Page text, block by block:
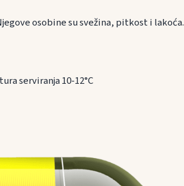
osobine su svežina, pitkost i lakoća.
serviranja 10-12°C